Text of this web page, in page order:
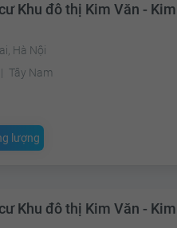
Khu đô thị Kim Văn -
Hà Nội
Tây Nam
lượng
Khu đô thị Kim Văn -